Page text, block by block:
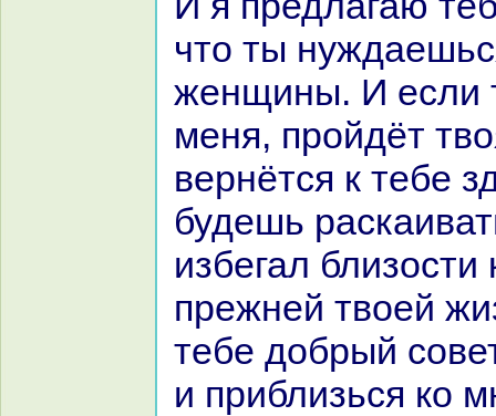
что ты
женщины. И если
меня, пройдёт
вернётся к тебе
будешь
избегал
прежней твоей
тебе добрый
и приблизься кo